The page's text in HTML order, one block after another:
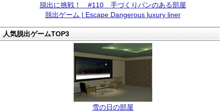
脱出に挑戦！ #110 手づくりパンのある部屋
脱出ゲーム | Escape Dangerous luxury liner
人気脱出ゲームTOP3
雪の日の部屋